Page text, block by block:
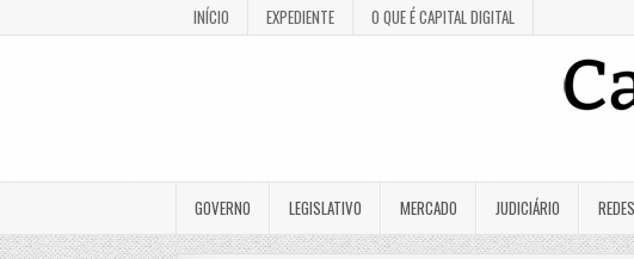
INÍCIO EXPEDIENTE O QUE É CAPITAL DIGITAL
GOVERNO LEGISLATIVO MERCADO JUDICIÁRIO